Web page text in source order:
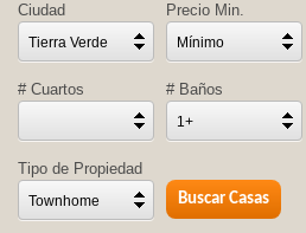
Ciudad
Tierra Verde
Precio Min.
Mínimo
# Cuartos # Baños
1+
Tipo de Propiedad
Townhome